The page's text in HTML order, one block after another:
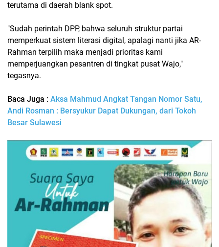
terutama di daerah blank spot.
"Sudah perintah DPP, bahwa seluruh struktur partai
memperkuat sistem literasi digital, apalagi nanti jika AR-
Rahman terpilih maka menjadi prioritas kami
memperjuangkan pesantren di tingkat pusat Wajo,"
tegasnya.
Baca Juga : Aksa Mahmud Angkat Tangan Nomor Satu,
Andi Rosman : Bersyukur Dapat Dukungan, dari Tokoh
Besar Sulawesi